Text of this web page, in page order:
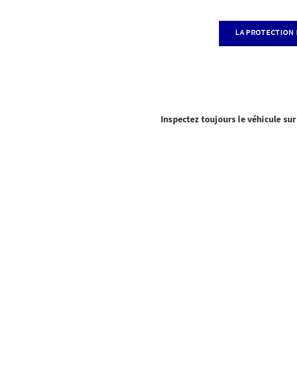
LA PROTECTION
Inspectez toujours le véhicule